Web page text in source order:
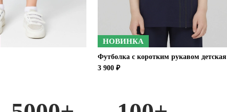
НОВИНКА
Футболка с коротким рукавом детская
3 900 ₽